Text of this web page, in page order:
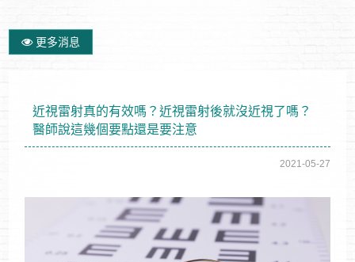
更多消息
近視雷射真的有效嗎？近視雷射後就沒近視了嗎？
醫師說這幾個要點還是要注意
2021-05-27